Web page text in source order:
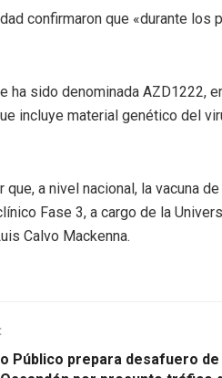
confirmaron que «durante
ha sido denominada AZD1222,
incluye material genético del
que, a nivel nacional, la vacuna
Fase 3, a cargo de la
Calvo Mackenna.
Público prepara desafuero de